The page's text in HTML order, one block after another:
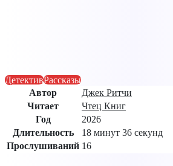
ДетективРассказы
Автор
Джек Ритчи
Читает
Чтец Книг
Год
2026
Длительность
18 минут 36 секунд
Прослушиваний 16